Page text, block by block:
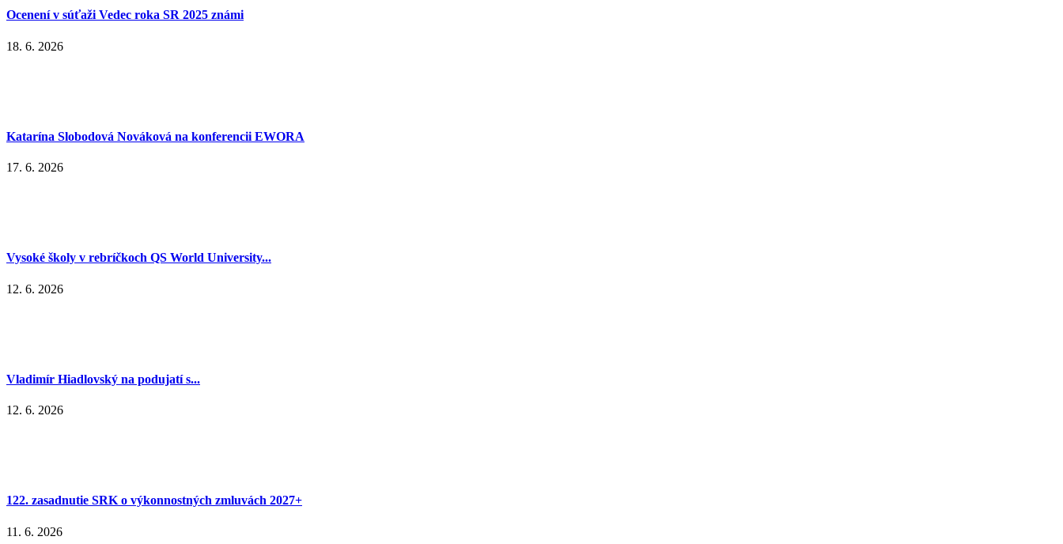
Ocenení v súťaži Vedec roka SR 2025 známi
18. 6. 2026
Katarína Slobodová Nováková na konferencii EWORA
17. 6. 2026
Vysoké školy v rebríčkoch QS World University...
12. 6. 2026
Vladimír Hiadlovský na podujatí s...
12. 6. 2026
122. zasadnutie SRK o výkonnostných zmluvách 2027+
11. 6. 2026